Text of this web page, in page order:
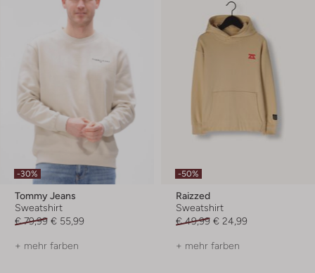
-30%
Tommy Jeans
Sweatshirt
€ 79,99 € 55,99
+ mehr farben
-50%
Raizzed
Sweatshirt
€ 49,99 € 24,99
+ mehr farben